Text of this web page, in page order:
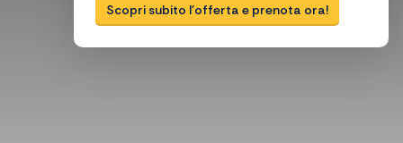
Scopri subito l'offerta e prenota ora!